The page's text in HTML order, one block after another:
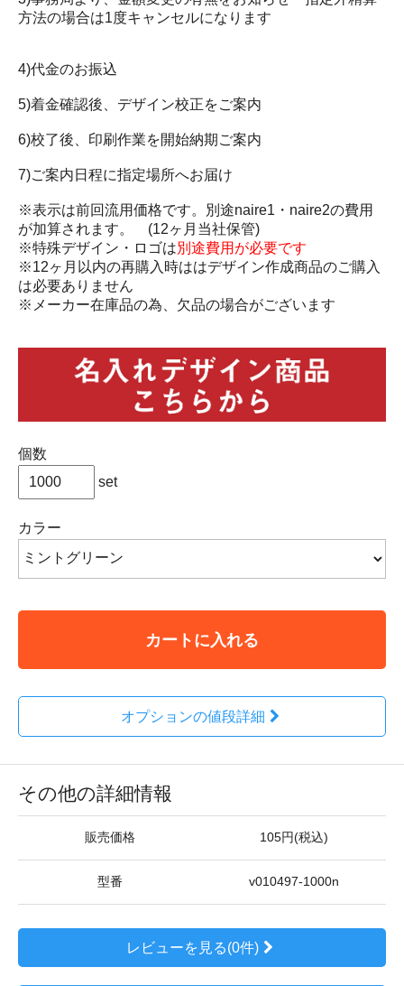
方法の場合は1度キャンセルになります
4)代金のお振込
5)着金確認後、デザイン校正をご案内
6)校了後、印刷作業を開始納期ご案内
7)ご案内日程に指定場所へお届け
※表示は前回流用価格です。別途naire1・naire2の費用
が加算されます。 (12ヶ月当社保管)
※特殊デザイン・ロゴは別途費用が必要です
※12ヶ月以内の再購入時ははデザイン作成商品のご購入
は必要ありません
※メーカー在庫品の為、欠品の場合がございます
個数
set
カラー
カートに入れる
オプションの値段詳細
その他の詳細情報
販売価格 105円(税込)
型番 v010497-1000n
レビューを見る(0件)